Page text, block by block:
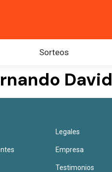
Sorteos
David
Legales
Empresa
Testimonios